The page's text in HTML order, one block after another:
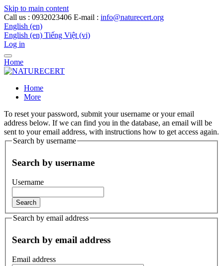
Skip to main content
Call us : 0932023406 E-mail : info@naturecert.org
English ‎(en)‎
English ‎(en)‎ Tiếng Việt ‎(vi)‎
Log in
Home
Home
More
To reset your password, submit your username or your email
address below. If we can find you in the database, an email will be
sent to your email address, with instructions how to get access again.
Search by username
Search by username
Username
Search by email address
Search by email address
Email address